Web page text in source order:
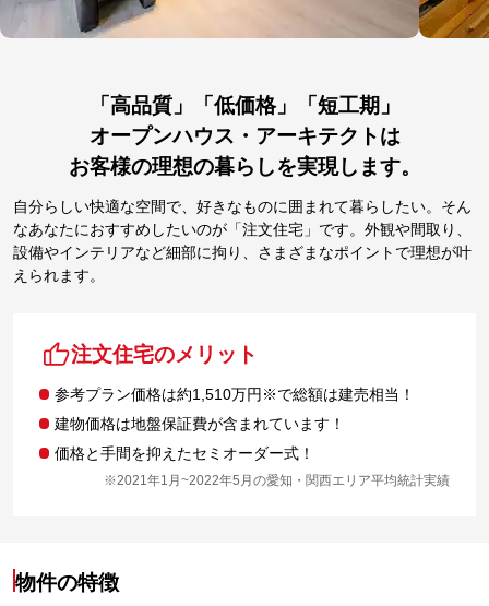
「高品質」「低価格」「短工期」
オープンハウス・アーキテクトは
お客様の理想の暮らしを実現します。
自分らしい快適な空間で、好きなものに囲まれて暮らしたい。そん
なあなたにおすすめしたいのが「注文住宅」です。外観や間取り、
設備やインテリアなど細部に拘り、さまざまなポイントで理想が叶
えられます。
注文住宅のメリット
参考プラン価格は約1,510万円※で総額は建売相当！
建物価格は地盤保証費が含まれています！
価格と手間を抑えたセミオーダー式！
※2021年1月~2022年5月の愛知・関西エリア平均統計実績
物件の特徴